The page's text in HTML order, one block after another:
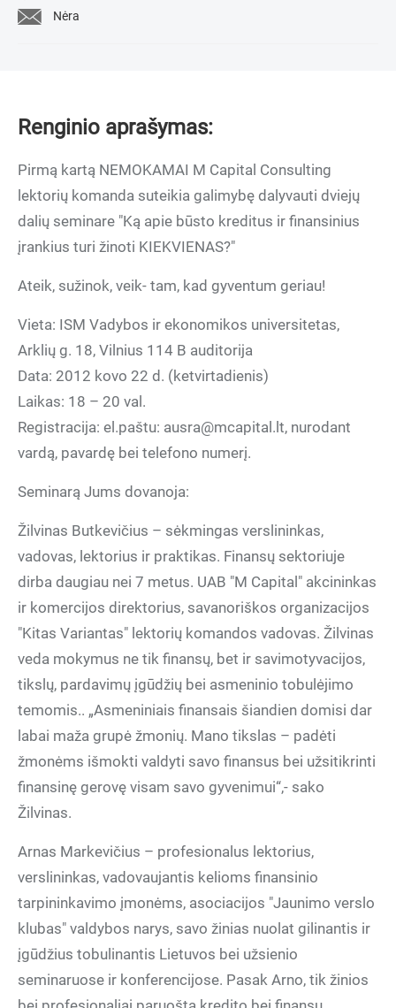
Nėra
Renginio aprašymas:
Pirmą kartą NEMOKAMAI M Capital Consulting
lektorių komanda suteikia galimybę dalyvauti dviejų
dalių seminare "Ką apie būsto kreditus ir finansinius
įrankius turi žinoti KIEKVIENAS?"
Ateik, sužinok, veik- tam, kad gyventum geriau!
Vieta: ISM Vadybos ir ekonomikos universitetas,
Arklių g. 18, Vilnius 114 B auditorija
Data: 2012 kovo 22 d. (ketvirtadienis)
Laikas: 18 – 20 val.
Registracija: el.paštu: ausra@mcapital.lt, nurodant
vardą, pavardę bei telefono numerį.
Seminarą Jums dovanoja:
Žilvinas Butkevičius – sėkmingas verslininkas,
vadovas, lektorius ir praktikas. Finansų sektoriuje
dirba daugiau nei 7 metus. UAB "M Capital" akcininkas
ir komercijos direktorius, savanoriškos organizacijos
"Kitas Variantas" lektorių komandos vadovas. Žilvinas
veda mokymus ne tik finansų, bet ir savimotyvacijos,
tikslų, pardavimų įgūdžių bei asmeninio tobulėjimo
temomis.. „Asmeniniais finansais šiandien domisi dar
labai maža grupė žmonių. Mano tikslas – padėti
žmonėms išmokti valdyti savo finansus bei užsitikrinti
finansinę gerovę visam savo gyvenimui“,- sako
Žilvinas.
Arnas Markevičius – profesionalus lektorius,
verslininkas, vadovaujantis kelioms finansinio
tarpininkavimo įmonėms, asociacijos "Jaunimo verslo
klubas" valdybos narys, savo žinias nuolat gilinantis ir
įgūdžius tobulinantis Lietuvos bei užsienio
seminaruose ir konferencijose. Pasak Arno, tik žinios